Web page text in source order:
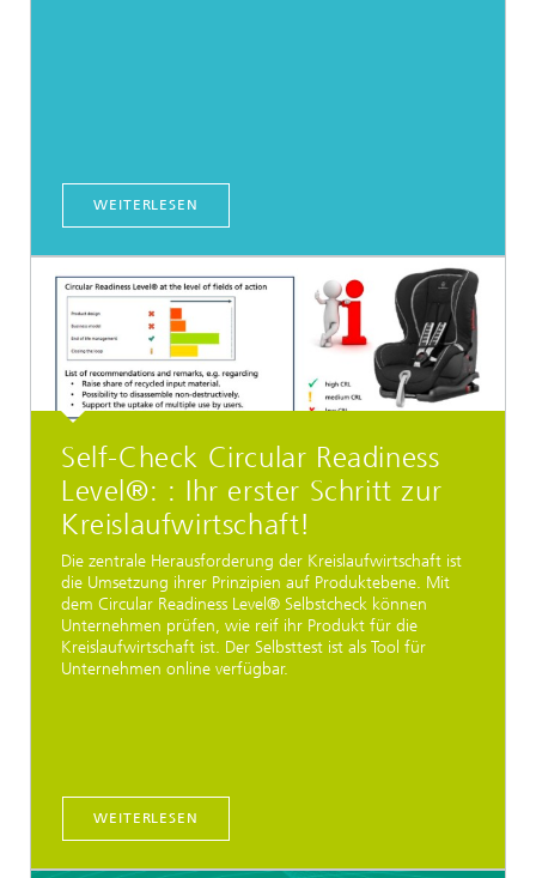
WEITERLESEN
Self-Check Circular Readiness
Level®: : Ihr erster Schritt zur
Kreislaufwirtschaft!
Die zentrale Herausforderung der Kreislaufwirtschaft ist
die Umsetzung ihrer Prinzipien auf Produktebene. Mit
dem Circular Readiness Level® Selbstcheck können
Unternehmen prüfen, wie reif ihr Produkt für die
Kreislaufwirtschaft ist. Der Selbsttest ist als Tool für
Unternehmen online verfügbar.
WEITERLESEN